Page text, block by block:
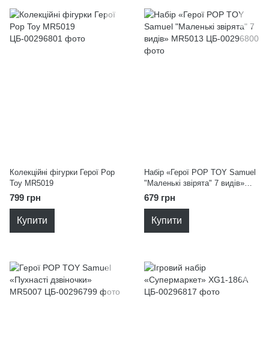
Колекційні фігурки Герої Pop
Toy MR5019
799 грн
Купити
Набір «Герої POP TOY Samuel
"Маленькі звірята" 7 видів»
MR5013
679 грн
Купити